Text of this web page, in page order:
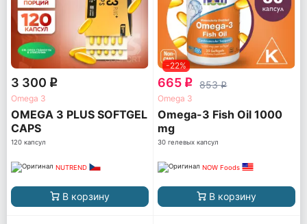
3 300 q
Omega 3
OMEGA 3 PLUS SOFTGEL
CAPS
120 капсул
NUTREND
В корзину
-22%
665 q 853q
Omega 3
Omega-3 Fish Oil 1000
mg
30 гелевых капсул
NOW Foods
В корзину